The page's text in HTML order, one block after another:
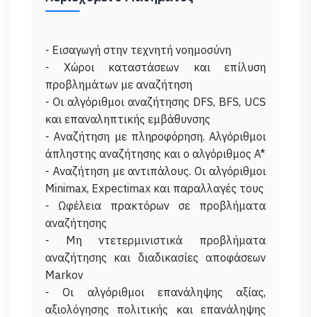
- Εισαγωγή στην τεχνητή νοημοσύνη
- Χώροι καταστάσεων και επίλυση
προβλημάτων με αναζήτηση
- Οι αλγόριθμοι αναζήτησης DFS, BFS, UCS
και επαναληπτικής εμβάθυνσης
- Αναζήτηση με πληροφόρηση. Αλγόριθμοι
άπληστης αναζήτησης και ο αλγόριθμος A*
- Αναζήτηση με αντιπάλους. Οι αλγόριθμοι
Minimax, Expectimax και παραλλαγές τους
- Ωφέλεια πρακτόρων σε προβλήματα
αναζήτησης
- Μη ντετερμινιστικά προβλήματα
αναζήτησης και διαδικασίες αποφάσεων
Markov
- Οι αλγόριθμοι επανάληψης αξίας,
αξιολόγησης πολιτικής και επανάληψης